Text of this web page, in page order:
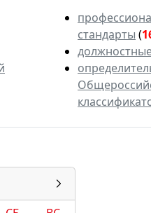
стандарты (